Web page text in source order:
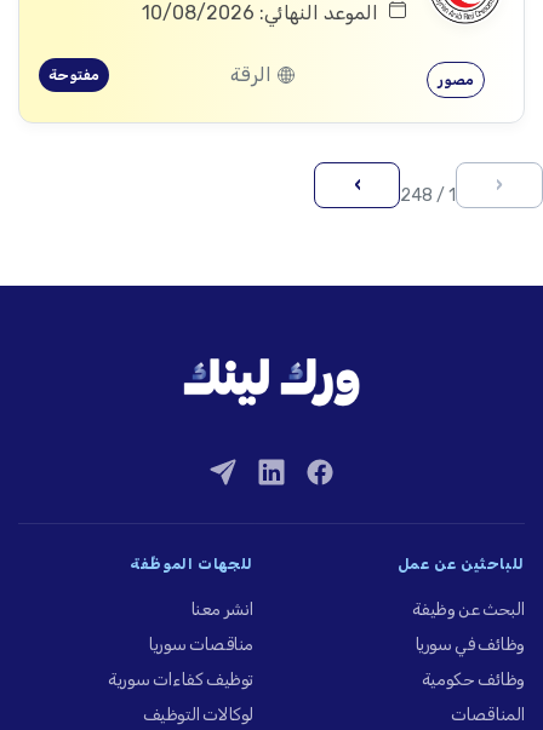
الموعد النهائي: 10/08/2026
مصور الرقة مفتوحة
‹
1 / 248
›
للباحثين عن عمل
البحث عن وظيفة
وظائف في سوريا
وظائف حكومية
المناقصات
للجهات الموظِّفة
انشر معنا
مناقصات سوريا
توظيف كفاءات سورية
لوكالات التوظيف